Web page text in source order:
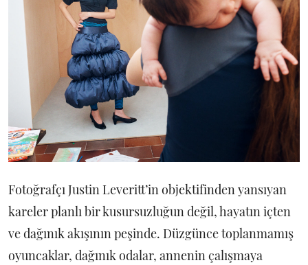
Fotoğrafçı Justin Leveritt’in objektifinden yansıyan
kareler planlı bir kusursuzluğun değil, hayatın içten
ve dağınık akışının peşinde. Düzgünce toplanmamış
oyuncaklar, dağınık odalar, annenin çalışmaya